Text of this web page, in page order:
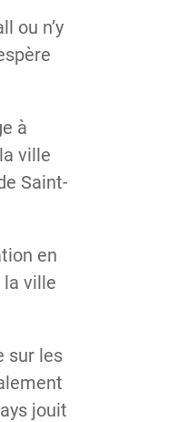
ou n’y
à
ville
Saint-
en
la ville
sur les
jouit